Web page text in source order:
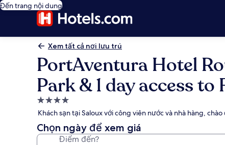
Đến trang nội dung
Xem tất cả nơi lưu trú
PortAventura Hotel
Park & 1 day access
Nơi
lưu
trú
4.0
Khách sạn tại Saloux với công viên nước và nhà hàng,
Chọn ngày để xem giá
Điểm đến?